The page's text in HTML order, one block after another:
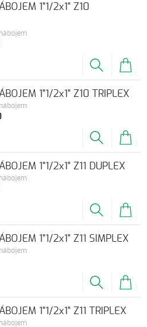
1"1/2x1" Z10
1"1/2x1" Z10 TRIPLEX
1"1/2x1" Z11 DUPLEX
1"1/2x1" Z11 SIMPLEX
1"1/2x1" Z11 TRIPLEX